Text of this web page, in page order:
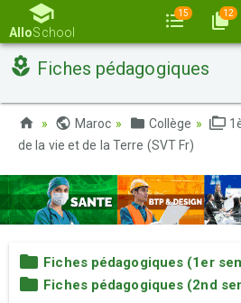
AlloSchool
15 12
Fiches pédagogiques
Maroc Collège
de la vie et de la Terre (SVT Fr)
Fiches pédagogiques (1er
Fiches pédagogiques (2nd